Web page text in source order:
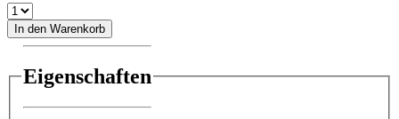
In den Warenkorb
Eigenschaften